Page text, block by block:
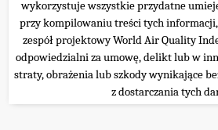
wykorzystuje wszystkie przydatne
przy kompilowaniu treści tych
zespół projektowy World Air Quality
odpowiedzialni za umowę, delikt lub w
straty, obrażenia lub szkody wynikające
z dostarczania tych